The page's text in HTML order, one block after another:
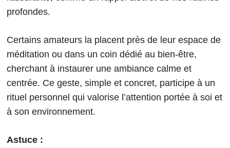
profondes.
Certains amateurs la placent près de leur espace de
méditation ou dans un coin dédié au bien-être,
cherchant à instaurer une ambiance calme et
centrée. Ce geste, simple et concret, participe à un
rituel personnel qui valorise l’attention portée à soi et
à son environnement.
Astuce :